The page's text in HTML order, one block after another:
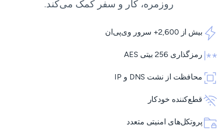
روزمره، کار و سفر کمک می‌کند.
بیش از 2,600+ سرور وی‌پی‌ان
رمزگذاری 256 بیتی AES
محافظت از نشت DNS و IP
قطع‌کننده خودکار
پروتکل‌های امنیتی متعدد